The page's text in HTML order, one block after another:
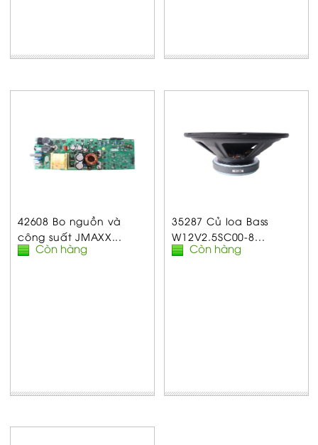
42608 Bo nguồn và
công suất JMAXX...
Còn hàng
35287 Củ loa Bass
W12V2.5SC00-8...
Còn hàng